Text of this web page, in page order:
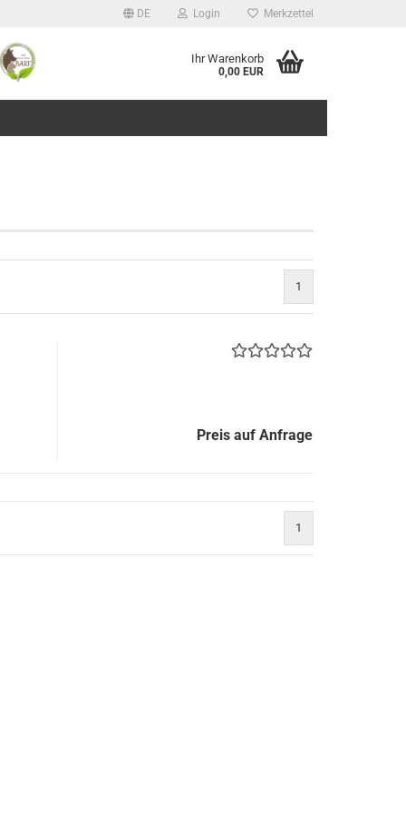
DE Login Merkzettel
Ihr Warenkorb
0,00 EUR
1
Preis auf Anfrage
1